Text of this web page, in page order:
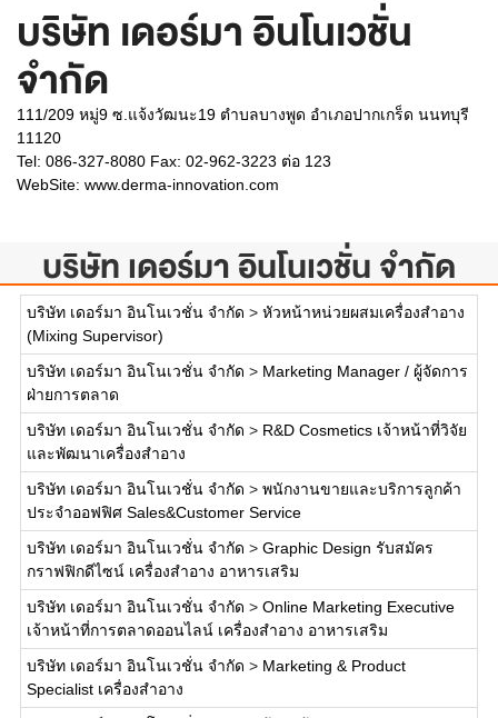
บริษัท เดอร์มา อินโนเวชั่น
จำกัด
111/209 หมู่9 ซ.แจ้งวัฒนะ19 ตำบลบางพูด อำเภอปากเกร็ด นนทบุรี
11120
Tel: 086-327-8080 Fax: 02-962-3223 ต่อ 123
WebSite: www.derma-innovation.com
บริษัท เดอร์มา อินโนเวชั่น จำกัด
บริษัท เดอร์มา อินโนเวชั่น จำกัด > หัวหน้าหน่วยผสมเครื่องสำอาง
(Mixing Supervisor)
บริษัท เดอร์มา อินโนเวชั่น จำกัด > Marketing Manager / ผู้จัดการ
ฝ่ายการตลาด
บริษัท เดอร์มา อินโนเวชั่น จำกัด > R&D Cosmetics เจ้าหน้าที่วิจัย
และพัฒนาเครื่องสำอาง
บริษัท เดอร์มา อินโนเวชั่น จำกัด > พนักงานขายและบริการลูกค้า
ประจำออฟฟิศ Sales&Customer Service
บริษัท เดอร์มา อินโนเวชั่น จำกัด > Graphic Design รับสมัคร
กราฟฟิกดีไซน์ เครื่องสำอาง อาหารเสริม
บริษัท เดอร์มา อินโนเวชั่น จำกัด > Online Marketing Executive
เจ้าหน้าที่การตลาดออนไลน์ เครื่องสำอาง อาหารเสริม
บริษัท เดอร์มา อินโนเวชั่น จำกัด > Marketing & Product
Specialist เครื่องสำอาง